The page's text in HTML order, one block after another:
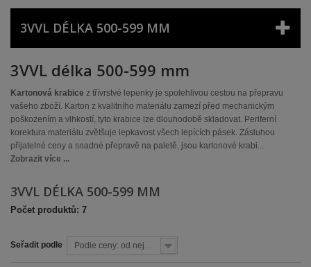
3VVL DÉLKA 500-599 MM
3VVL délka 500-599 mm
Kartonová krabice z třívrstvé lepenky je spolehlivou cestou na přepravu
vašeho zboží. Karton z kvalitního materiálu zamezí před mechanickým
poškozením a vlhkostí, tyto krabice lze dlouhodobě skladovat. Periferní
korektura materiálu zvětšuje lepkavost všech lepících pásek. Zásluhou
přijatelné ceny a snadné přepravě na paletě, jsou kartonové krabi...
Zobrazit více ...
3VVL DÉLKA 500-599 MM
Počet produktů: 7
Seřadit podle Podle ceny: od nejnižší